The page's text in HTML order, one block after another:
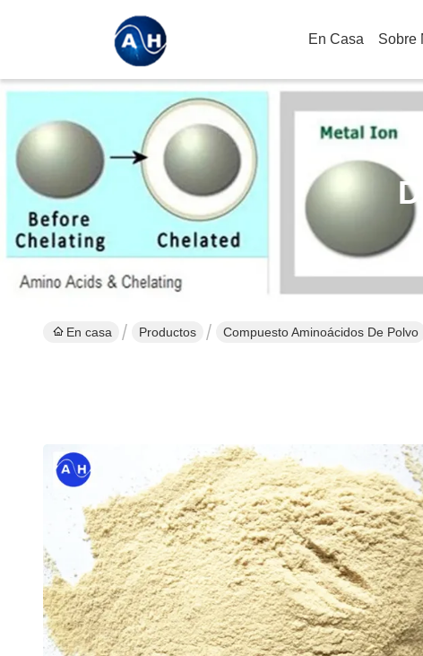
En Casa Sobre
En casa Productos Compuesto Aminoácidos De Polvo